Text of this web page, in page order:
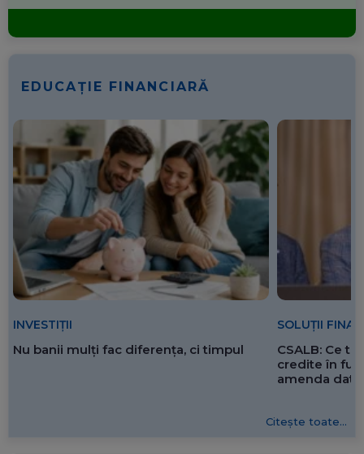
EDUCAȚIE FINANCIARĂ
INVESTIȚII
Nu banii mulți fac diferența, ci timpul
SOLUȚII
CSALB: Ce
credite în
amenda
Citește toate...